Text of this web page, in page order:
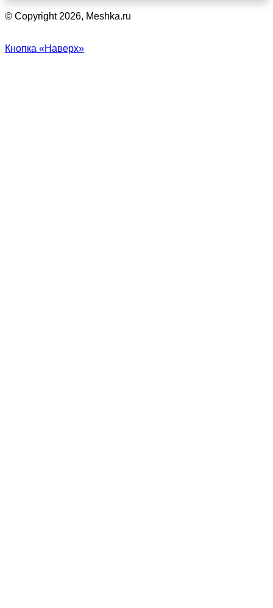
© Copyright 2026, Meshka.ru
Кнопка «Наверх»